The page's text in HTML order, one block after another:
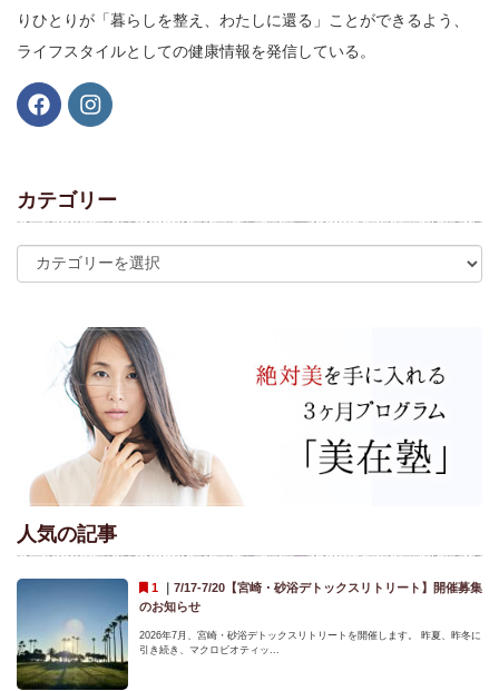
りひとりが「暮らしを整え、わたしに還る」ことができるよう、
ライフスタイルとしての健康情報を発信している。
カテゴリー
人気の記事
｜ 7/17-7/20【宮崎・砂浴デトックスリトリート】開催募集
のお知らせ
2026年7月、宮崎・砂浴デトックスリトリートを開催します。 昨夏、昨冬に
引き続き、マクロビオティッ...